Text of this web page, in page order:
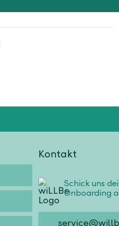
Kontakt
Schick uns
Onboarding